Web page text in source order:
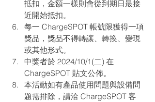
抵扣，金額一樣則會從到期日最接
近開始抵扣。
每一 ChargeSPOT 帳號限獲得一項
獎品，獎品不得轉讓、轉換、變現
或其他形式。
中獎者於 2024/10/1(二) 在
ChargeSPOT 貼文公佈。
本活動如有產品使用問題與設備問
題需排除，請洽 ChargeSPOT 客